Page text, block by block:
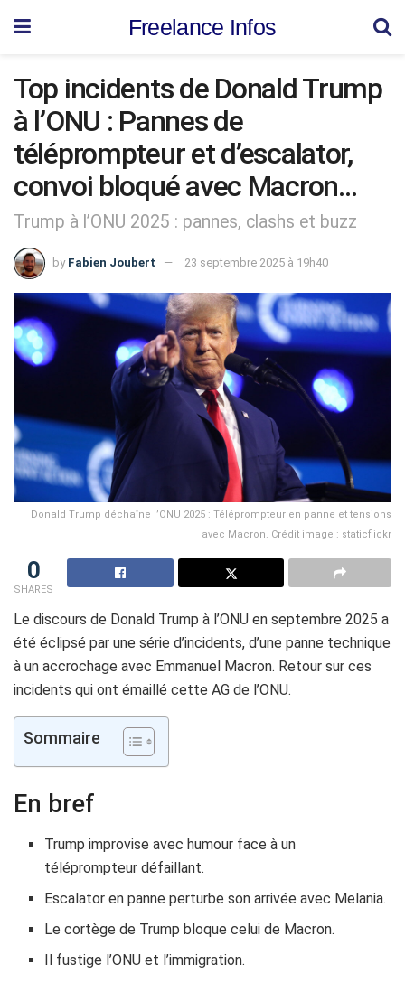
Freelance Infos
Top incidents de Donald Trump
à l’ONU : Pannes de
téléprompteur et d’escalator,
convoi bloqué avec Macron…
Trump à l’ONU 2025 : pannes, clashs et buzz
by Fabien Joubert 23 septembre 2025 à 19h40
Donald Trump déchaîne l’ONU 2025 : Téléprompteur en panne et tensions
avec Macron. Crédit image : staticflickr
0
SHARES
Le discours de Donald Trump à l’ONU en septembre 2025 a
été éclipsé par une série d’incidents, d’une panne technique
à un accrochage avec Emmanuel Macron. Retour sur ces
incidents qui ont émaillé cette AG de l’ONU.
Sommaire
En bref
Trump improvise avec humour face à un
téléprompteur défaillant.
Escalator en panne perturbe son arrivée avec Melania.
Le cortège de Trump bloque celui de Macron.
Il fustige l’ONU et l’immigration.